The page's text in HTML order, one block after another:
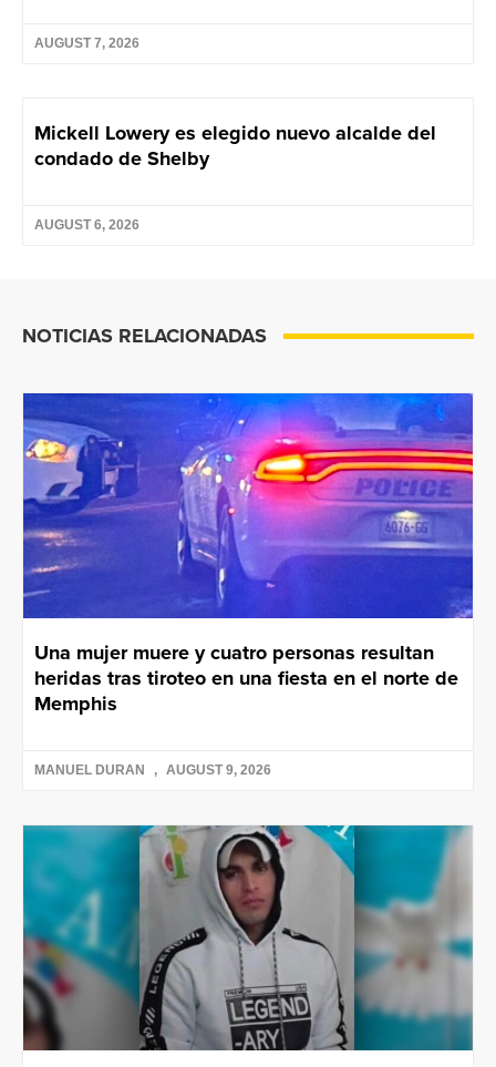
AUGUST 7, 2026
Mickell Lowery es elegido nuevo alcalde del
condado de Shelby
AUGUST 6, 2026
NOTICIAS RELACIONADAS
Una mujer muere y cuatro personas resultan
heridas tras tiroteo en una fiesta en el norte de
Memphis
MANUEL DURAN AUGUST 9, 2026